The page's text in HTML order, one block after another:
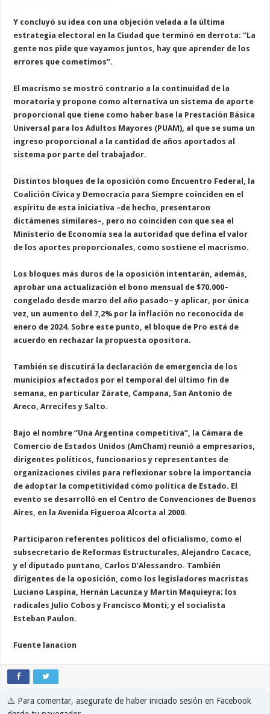
Y conc uyó su id ea con una o bjeción ve ad a a a ú tima
estrategia e ectora en a Ciud ad que terminó en d errota: “La
gente nos pid e que vayamos juntos, hay que aprend er d e os
errores que cometimos”.
E macrismo se mostró contrario a a continuid ad d e a
moratoria y propone como a ternativa un sistema d e aporte
proporciona que tiene como ha ber base a Prestación Básica
Universa para os Ad u tos Mayores (PUAM), a que se suma un
ingreso proporciona a a cantid ad d e años aportad os a
sistema por parte d e tra bajad or.
Distintos b oques d e a oposición como Encuentro Fed era , a
Coa ición Cívica y Democracia para Siempre coincid en en e
espíritu d e esta iniciativa –d e hec ho, presentaron
d ictámenes simi ares–, pero no coincid en con que sea e
Ministerio d e Economía sea a autorid ad que d efina e va or
d e os aportes proporciona es, como sostiene e macrismo.
Los b oques más d uros d e a oposición intentarán, ad emás,
apro bar una actua ización e bono mensua d e $70.000–
conge ad o d esd e marzo d e año pasad o– y ap icar, por única
vez, un aumento d e 7,2% por a inf ación no reconocid a d e
enero d e 2024. So bre este punto, e b oque d e Pro está d e
acuerd o en rec hazar a propuesta opositora.
Tam bién se d iscutirá a d ec aración d e emergencia d e os
municipios afectad os por e tempora d e ú timo fin d e
semana, en particu ar Zárate, Campana, San Antonio d e
Areco, Arrecifes y Sa to.
Bajo e nom bre “Una Argentina competitiva”, a Cámara d e
Comercio d e Estad os Unid os (AmC ham) reunió a empresarios,
d irigentes po íticos, funcionarios y representantes d e
organizaciones civi es para ref exionar so bre a importancia
d e ad optar a competitivid ad cómo po ítica d e Estad o. E
evento se d esarro ó en e Centro d e Convenciones d e Buenos
Aires, en a Avenid a Figueroa Al corta a 2000.
Participaron referentes po íticos d e oficia ismo, como e
su bsecretario d e Reformas Estructura es, Al ejand ro Cacace,
y e d iputad o puntano, Car os D’Al essand ro. Tam bién
d irigentes d e a oposición, como os egis ad ores macristas
Luciano Laspina, Hernán Lacunza y Martin Maquieyra; os
rad ica es Ju io Co bos y Francisco Monti; y e socia ista
Esteban Pau on.
Fuente anacion
⚠️ Para comentar, asegurate de haber iniciado sesión en Facebook